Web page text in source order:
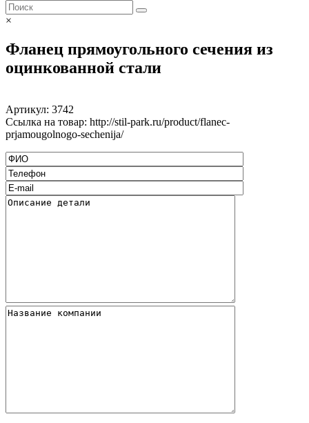
×
Фланец прямоугольного сечения из
оцинкованной стали
Артикул: 3742
Ссылка на товар: http://stil-park.ru/product/flanec-
prjamougolnogo-sechenija/